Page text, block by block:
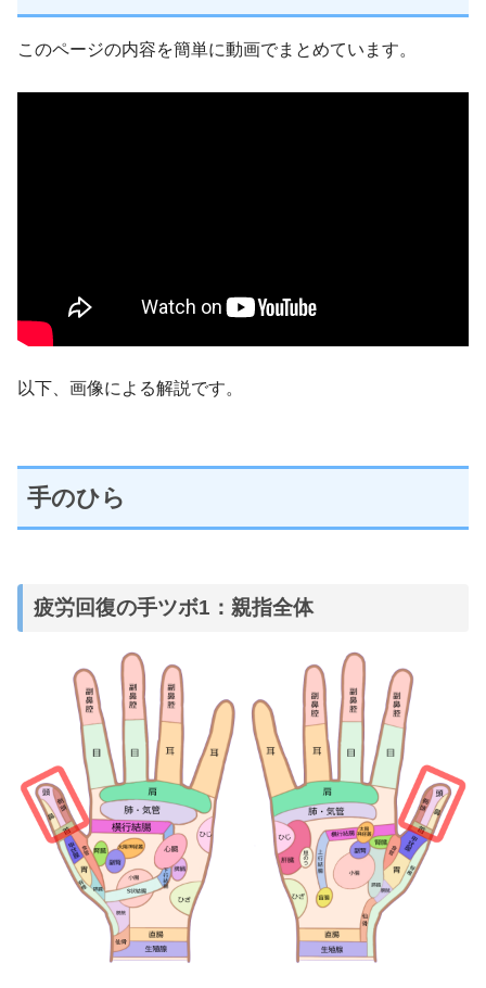
このページの内容を簡単に動画でまとめています。
以下、画像による解説です。
手のひら
疲労回復の手ツボ1：親指全体